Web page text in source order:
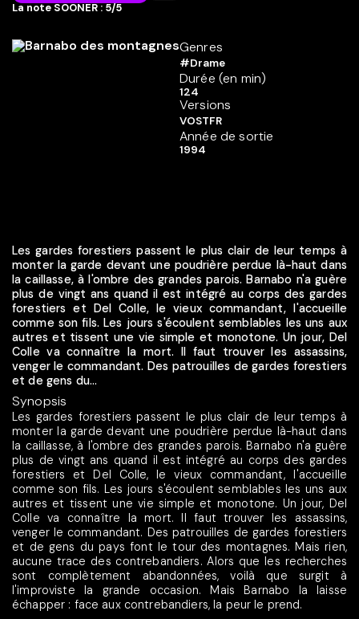
La note SOONER : 5/5
Genres
#Drame
Durée (en min)
124
Versions
VOSTFR
Année de sortie
1994
Les gardes forestiers passent le plus clair de leur temps à
monter la garde devant une poudrière perdue là-haut dans
la caillasse, à l'ombre des grandes parois. Barnabo n'a guère
plus de vingt ans quand il est intégré au corps des gardes
forestiers et Del Colle, le vieux commandant, l'accueille
comme son fils. Les jours s'écoulent semblables les uns aux
autres et tissent une vie simple et monotone. Un jour, Del
Colle va connaître la mort. Il faut trouver les assassins,
venger le commandant. Des patrouilles de gardes forestiers
et de gens du...
Synopsis
Les gardes forestiers passent le plus clair de leur temps à
monter la garde devant une poudrière perdue là-haut dans
la caillasse, à l'ombre des grandes parois. Barnabo n'a guère
plus de vingt ans quand il est intégré au corps des gardes
forestiers et Del Colle, le vieux commandant, l'accueille
comme son fils. Les jours s'écoulent semblables les uns aux
autres et tissent une vie simple et monotone. Un jour, Del
Colle va connaître la mort. Il faut trouver les assassins,
venger le commandant. Des patrouilles de gardes forestiers
et de gens du pays font le tour des montagnes. Mais rien,
aucune trace des contrebandiers. Alors que les recherches
sont complètement abandonnées, voilà que surgit à
l'improviste la grande occasion. Mais Barnabo la laisse
échapper : face aux contrebandiers, la peur le prend.